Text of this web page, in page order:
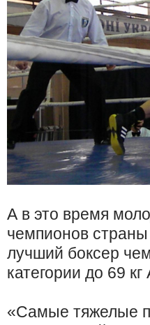
А в это время
чемпионов
лучший боксер
категории до 69
«Самые тяжелые